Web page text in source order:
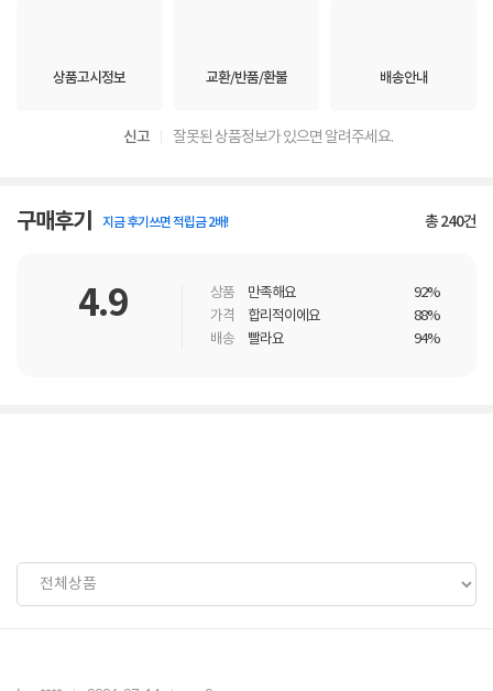
상품고시정보 교환/반품/환불 배송안내
신고 잘못된 상품정보가 있으면 알려주세요.
구매후기 지금 후기쓰면 적립금 2배! 총240건
4.9 상품 만족해요
92%
가격
합리적이에요
88%
배송
빨라요 94%